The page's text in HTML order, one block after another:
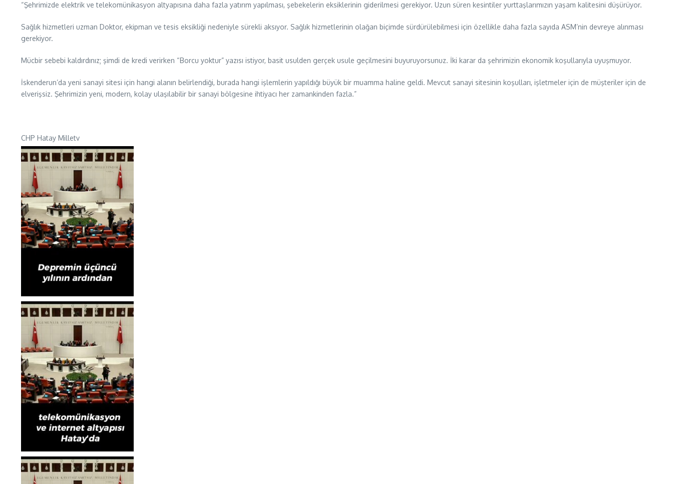
“Şehrimizde elektrik ve telekomünikasyon altyapısına daha fazla yatırım yapılması, şebekelerin eksiklerinin giderilmesi gerekiyor. Uzun süren kesintiler yurttaşlarımızın yaşam kalitesini düşürüyor.
Sağlık hizmetleri uzman Doktor, ekipman ve tesis eksikliği nedeniyle sürekli aksıyor. Sağlık hizmetlerinin olağan biçimde sürdürülebilmesi için özellikle daha fazla sayıda ASM’nin devreye alınması
gerekiyor.
Mücbir sebebi kaldırdınız; şimdi de kredi verirken “Borcu yoktur” yazısı istiyor, basit usulden gerçek usule geçilmesini buyuruyorsunuz. İki karar da şehrimizin ekonomik koşullarıyla uyuşmuyor.
İskenderun’da yeni sanayi sitesi için hangi alanın belirlendiği, burada hangi işlemlerin yapıldığı büyük bir muamma haline geldi. Mevcut sanayi sitesinin koşulları, işletmeler için de müşteriler için de
elverişsiz. Şehrimizin yeni, modern, kolay ulaşılabilir bir sanayi bölgesine ihtiyacı her zamankinden fazla.”
CHP Hatay Milletv